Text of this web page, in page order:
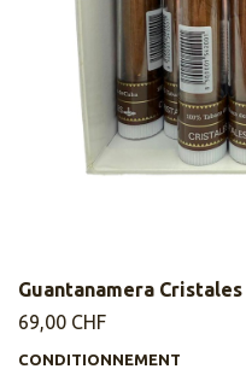
Guantanamera Cristales
69,00 CHF
CONDITIONNEMENT